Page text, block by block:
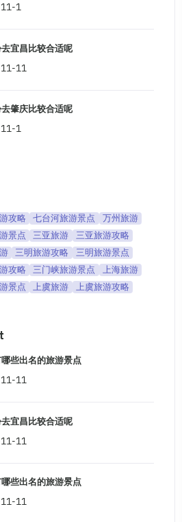
1
宜昌比较合适呢
11
肇庆比较合适呢
1
攻略 七台河旅游景点
万州旅游
景点 三亚旅游
三亚旅游攻略
三明旅游攻略
三明旅游景点
攻略 三门峡旅游景点
上海旅游
景点 上虞旅游 上虞旅游攻略
些出名的旅游景点
11
宜昌比较合适呢
11
些出名的旅游景点
11